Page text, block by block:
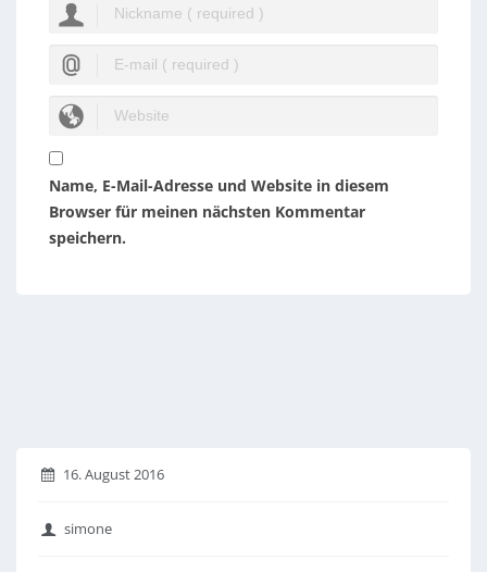
Name, E-Mail-Adresse und Website in diesem
Browser für meinen nächsten Kommentar
speichern.
16. August 2016
simone